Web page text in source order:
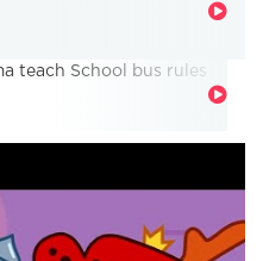
teach School bus rules